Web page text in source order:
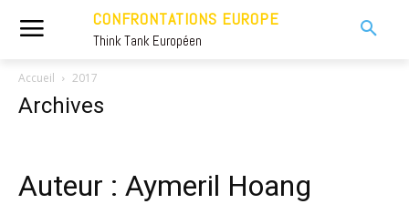
CONFRONTATIONS EUROPE
Think Tank Européen
Accueil 2017
Archives
Auteur : Aymeril Hoang